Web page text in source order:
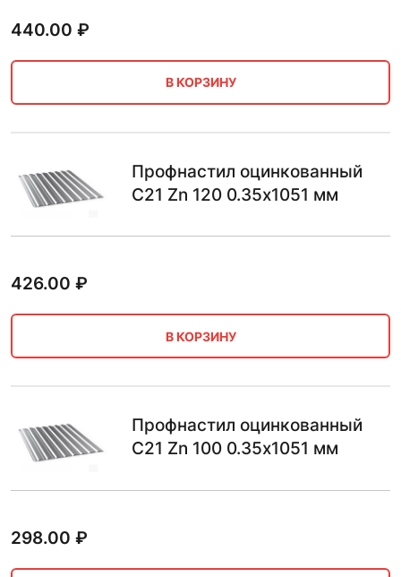
440.00 ₽
В КОРЗИНУ
Профнастил оцинкованный
С21 Zn 120 0.35х1051 мм
426.00 ₽
В КОРЗИНУ
Профнастил оцинкованный
С21 Zn 100 0.35х1051 мм
298.00 ₽